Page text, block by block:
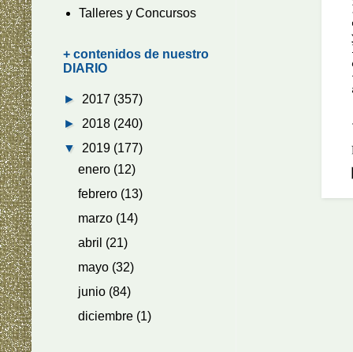
Talleres y Concursos
+ contenidos de nuestro
DIARIO
► 2017 (357)
► 2018 (240)
▼ 2019 (177)
enero (12)
febrero (13)
marzo (14)
abril (21)
mayo (32)
junio (84)
diciembre (1)